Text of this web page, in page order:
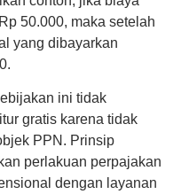
50.000, maka setelah
yang dibayarkan
ini tidak
gratis karena tidak
PPN. Prinsip
perlakuan perpajakan
dengan layanan